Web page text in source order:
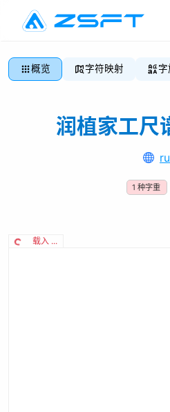
概览 字符映射
润植家工尺
1 种字重
载入 ...